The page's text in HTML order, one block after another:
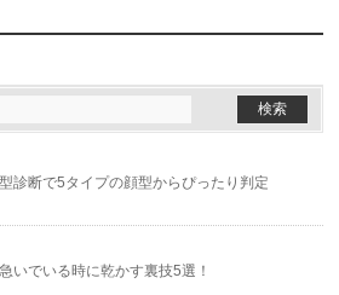
診断で5タイプの顔型からぴったり判定
いでいる時に乾かす裏技5選！